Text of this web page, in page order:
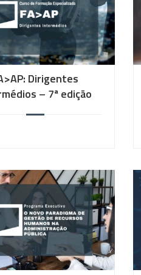
Dirigentes
– 7ª edição